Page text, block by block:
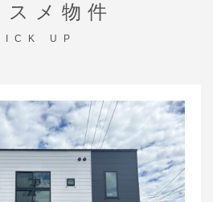
スメ物件
UP